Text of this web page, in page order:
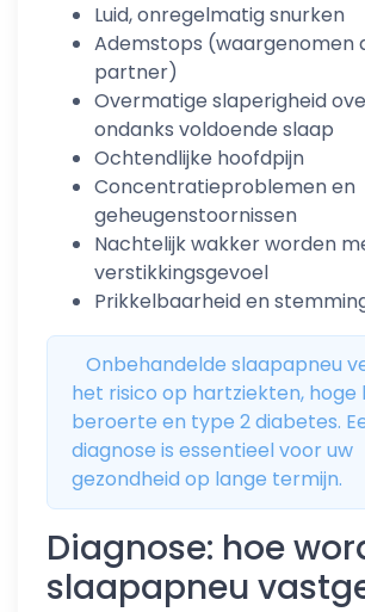
Luid, onregelmatig snurken
Ademstops (waargenomen
partner)
Overmatige slaperigheid
ondanks voldoende slaap
Ochtendlijke hoofdpijn
Concentratieproblemen en
geheugenstoornissen
Nachtelijk wakker worden
verstikkingsgevoel
Prikkelbaarheid en
Onbehandelde slaapapneu
het risico op hartziekten, hoge
beroerte en type 2 diabetes.
diagnose is essentieel voor uw
gezondheid op lange termijn.
Diagnose: hoe
slaapapneu